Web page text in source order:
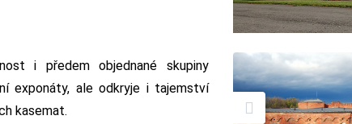
i předem objednané skupiny
exponáty, ale odkryje i tajemství
kasemat.